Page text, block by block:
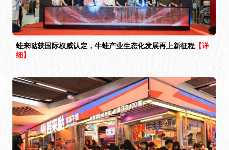
蛙来哒获国际权威认定，牛蛙产业生态化发展再上新征程 【详
细】